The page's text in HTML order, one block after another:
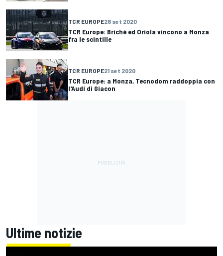
TCR EUROPE28 set 2020
TCR Europe: Briché ed Oriola vincono a Monza
fra le scintille
TCR EUROPE21 set 2020
TCR Europe: a Monza, Tecnodom raddoppia con
l'Audi di Giacon
Ultime notizie